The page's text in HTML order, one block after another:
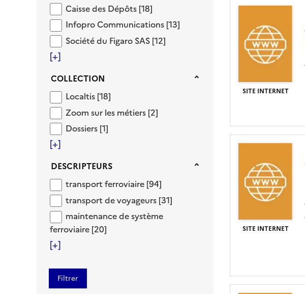
Caisse des Dépôts
Caisse des Dépôts [18]
Infopro Communications
Infopro Communications [13]
Société du Figaro SAS
Société du Figaro SAS [12]
[+]
Collection
COLLECTION
Localtis
Localtis [18]
Zoom sur les métiers
Zoom sur les métiers [2]
Dossiers
Dossiers [1]
[+]
Descripteurs
DESCRIPTEURS
transport ferroviaire
transport ferroviaire [94]
transport de voyageurs
transport de voyageurs [31]
maintenance de système ferroviaire
maintenance de système
ferroviaire [20]
[+]
SITE INTERNET
SITE INTERNET